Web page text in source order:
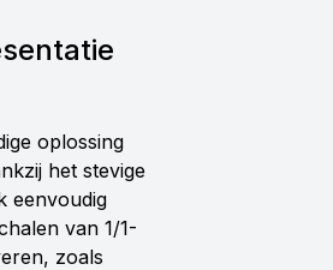
oplossing
het stevige
eenvoudig
van 1/1-
zoals